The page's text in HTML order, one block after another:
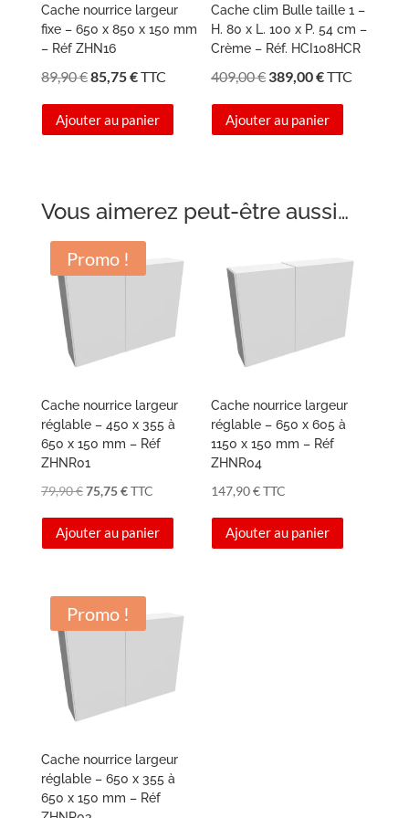
Cache nourrice largeur
fixe – 650 x 850 x 150 mm
– Réf ZHN16
89,90€Le
initial
85,75€Le
actuel
TTC
Ajouter au panier
Cache clim Bulle taille 1 –
H. 80 x L. 100 x P. 54 cm –
Crème – Réf. HCI108HCR
409,00€ Le
initial
389,00€Le
actuel
TTC
Ajouter au panier
Vous aimerez peut-être aussi…
Promo !
Cache nourrice largeur
réglable – 450 x 355 à
650 x 150 mm – Réf
ZHNR01
79,90€Le
initial
75,75€Le
actuel
TTC
Ajouter au panier
Cache nourrice largeur
réglable – 650 x 605 à
1150 x 150 mm – Réf
ZHNR04
147,90€TTC
Ajouter au panier
Promo !
Cache nourrice largeur
réglable – 650 x 355 à
650 x 150 mm – Réf